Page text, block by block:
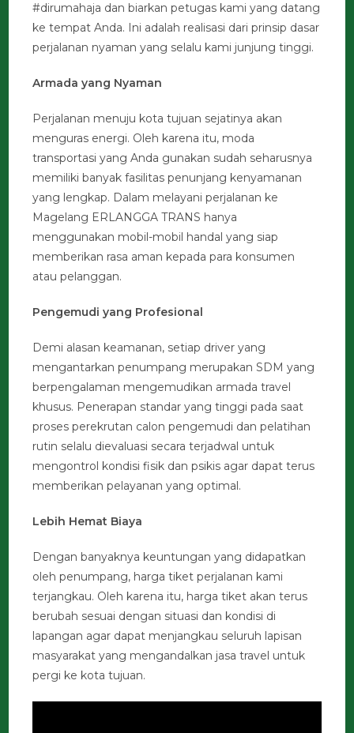
#dirumahaja dan biarkan petugas kami yang datang
ke tempat Anda. Ini adalah realisasi dari prinsip dasar
perjalanan nyaman yang selalu kami junjung tinggi.
Armada yang Nyaman
Perjalanan menuju kota tujuan sejatinya akan
menguras energi. Oleh karena itu, moda
transportasi yang Anda gunakan sudah seharusnya
memiliki banyak fasilitas penunjang kenyamanan
yang lengkap. Dalam melayani perjalanan ke
Magelang ERLANGGA TRANS hanya
menggunakan mobil-mobil handal yang siap
memberikan rasa aman kepada para konsumen
atau pelanggan.
Pengemudi yang Profesional
Demi alasan keamanan, setiap driver yang
mengantarkan penumpang merupakan SDM yang
berpengalaman mengemudikan armada travel
khusus. Penerapan standar yang tinggi pada saat
proses perekrutan calon pengemudi dan pelatihan
rutin selalu dievaluasi secara terjadwal untuk
mengontrol kondisi fisik dan psikis agar dapat terus
memberikan pelayanan yang optimal.
Lebih Hemat Biaya
Dengan banyaknya keuntungan yang didapatkan
oleh penumpang, harga tiket perjalanan kami
terjangkau. Oleh karena itu, harga tiket akan terus
berubah sesuai dengan situasi dan kondisi di
lapangan agar dapat menjangkau seluruh lapisan
masyarakat yang mengandalkan jasa travel untuk
pergi ke kota tujuan.